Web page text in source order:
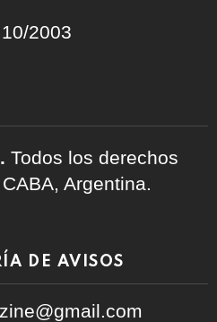
2003
Todos los derechos
Argentina.
DE AVISOS